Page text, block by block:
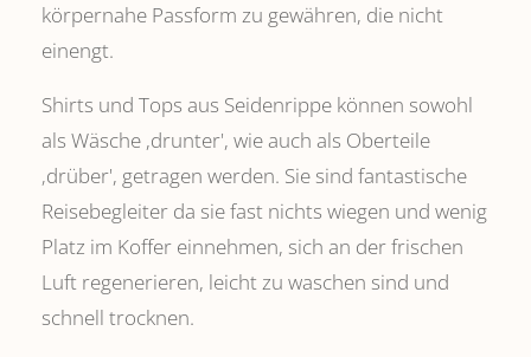
körpernahe Passform zu gewähren, die nicht
einengt.
Shirts und Tops aus Seidenrippe können sowohl
als Wäsche ,drunter', wie auch als Oberteile
‚drüber', getragen werden. Sie sind fantastische
Reisebegleiter da sie fast nichts wiegen und wenig
Platz im Koffer einnehmen, sich an der frischen
Luft regenerieren, leicht zu waschen sind und
schnell trocknen.